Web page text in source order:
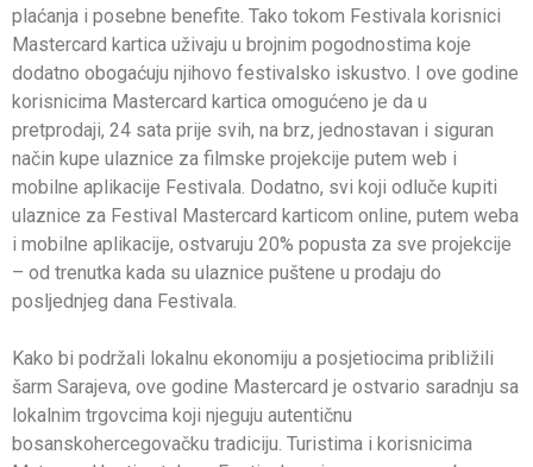
plaćanja i posebne benefite. Tako tokom Festivala korisnici
Mastercard kartica uživaju u brojnim pogodnostima koje
dodatno obogaćuju njihovo festivalsko iskustvo. I ove godine
korisnicima Mastercard kartica omogućeno je da u
pretprodaji, 24 sata prije svih, na brz, jednostavan i siguran
način kupe ulaznice za filmske projekcije putem web i
mobilne aplikacije Festivala. Dodatno, svi koji odluče kupiti
ulaznice za Festival Mastercard karticom online, putem weba
i mobilne aplikacije, ostvaruju 20% popusta za sve projekcije
– od trenutka kada su ulaznice puštene u prodaju do
posljednjeg dana Festivala.
Kako bi podržali lokalnu ekonomiju a posjetiocima približili
šarm Sarajeva, ove godine Mastercard je ostvario saradnju sa
lokalnim trgovcima koji njeguju autentičnu
bosanskohercegovačku tradiciju. Turistima i korisnicima